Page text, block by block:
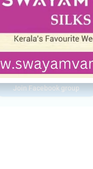
Join Facebook group